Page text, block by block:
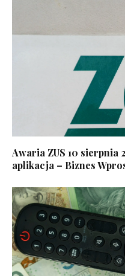
Awaria ZUS 10 sierpnia
aplikacja – Biznes